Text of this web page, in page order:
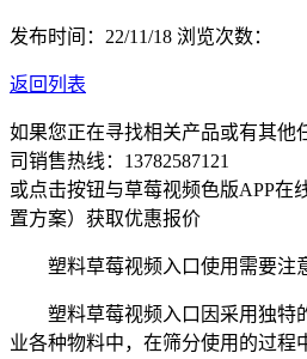
发布时间：22/11/18 浏览次数：
返回列表
如果您正在寻找相关产品或有其他
司销售热线： 13782587121
或点击按钮与草莓视频色版APP在
置方案） 获取优惠报价
塑料草莓视频入口使用需要注
塑料草莓视频入口因采用独特
业各种物料中，在筛分使用的过程